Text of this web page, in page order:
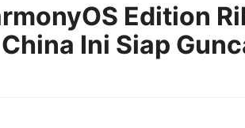
Edition
Ini Siap